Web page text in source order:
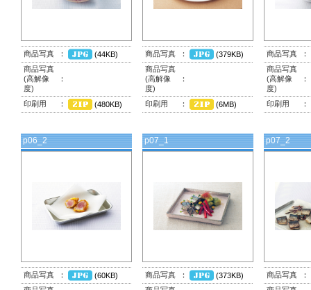
商品写真 ：
(44KB)
商品写真
(高解像
度)
：
印刷用 ： (480KB)
商品写真 ：
(379KB)
商品写真
(高解像
度)
：
印刷用 ： (6MB)
商品写真
：
商品写真
(高解像
度)
：
印刷用 ：
p06_2
商品写真 ：
(60KB)
p07_1
商品写真 ：
(373KB)
p07_2
商品写真
：